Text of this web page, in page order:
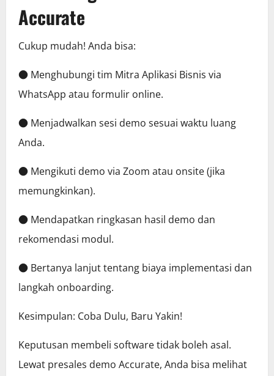
Accurate
Cukup mudah! Anda bisa:
● Menghubungi tim Mitra Aplikasi Bisnis via
WhatsApp atau formulir online.
● Menjadwalkan sesi demo sesuai waktu luang
Anda.
● Mengikuti demo via Zoom atau onsite (jika
memungkinkan).
● Mendapatkan ringkasan hasil demo dan
rekomendasi modul.
● Bertanya lanjut tentang biaya implementasi dan
langkah onboarding.
Kesimpulan: Coba Dulu, Baru Yakin!
Keputusan membeli software tidak boleh asal.
Lewat presales demo Accurate, Anda bisa melihat